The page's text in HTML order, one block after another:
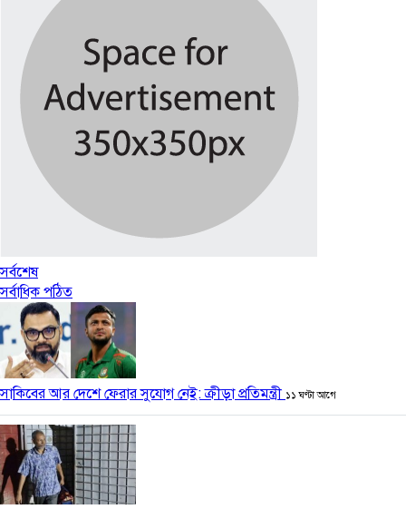
সর্বশেষ
সর্বাধিক পঠিত
সাকিবের আর দেশে ফেরার সুযোগ নেই: ক্রীড়া প্রতিমন্ত্রী ১১ ঘণ্টা আগে